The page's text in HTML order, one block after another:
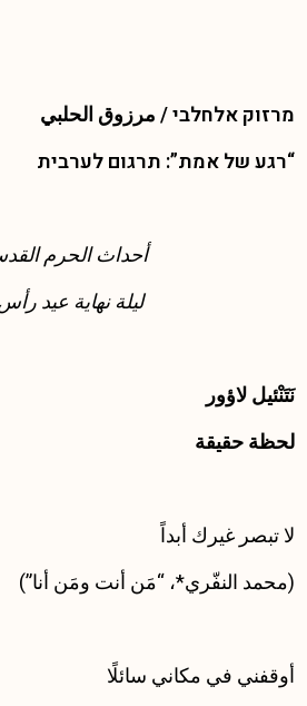
מרזוק אלחלבי /مرزوق الحلبي
“רגע של אמת”: תרגום לערבית
أحداث الحرم
ليلة نهاية عيد رأس
نَتَنْئيل لاؤور
لحظة حقيقة
لا تبصر غيرك أبداً
(محمد النفّري*، “مَن أنت ومَن أنا”)
أوقفني في مكاني سائلًا